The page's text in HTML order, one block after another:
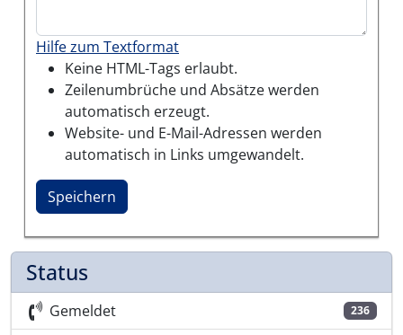
Hilfe zum Textformat
Keine HTML-Tags erlaubt.
Zeilenumbrüche und Absätze werden
automatisch erzeugt.
Website- und E-Mail-Adressen werden
automatisch in Links umgewandelt.
Status
Gemeldet 236